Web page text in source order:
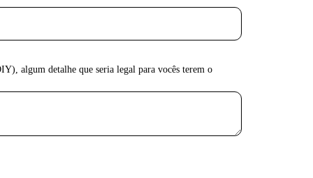
algum detalhe que seria legal para vocês terem o